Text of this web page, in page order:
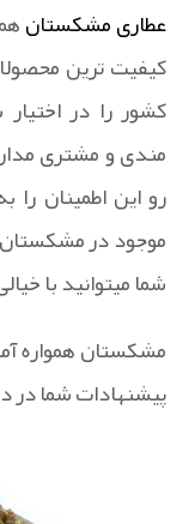
عطاری مشکستان
کیفیت ترین
کشور را در
مندی و مشتری
رو این اطمینان
موجود در مشکستان
شما میتوانید با
مشکستان همواره
پیشنهادات شما در